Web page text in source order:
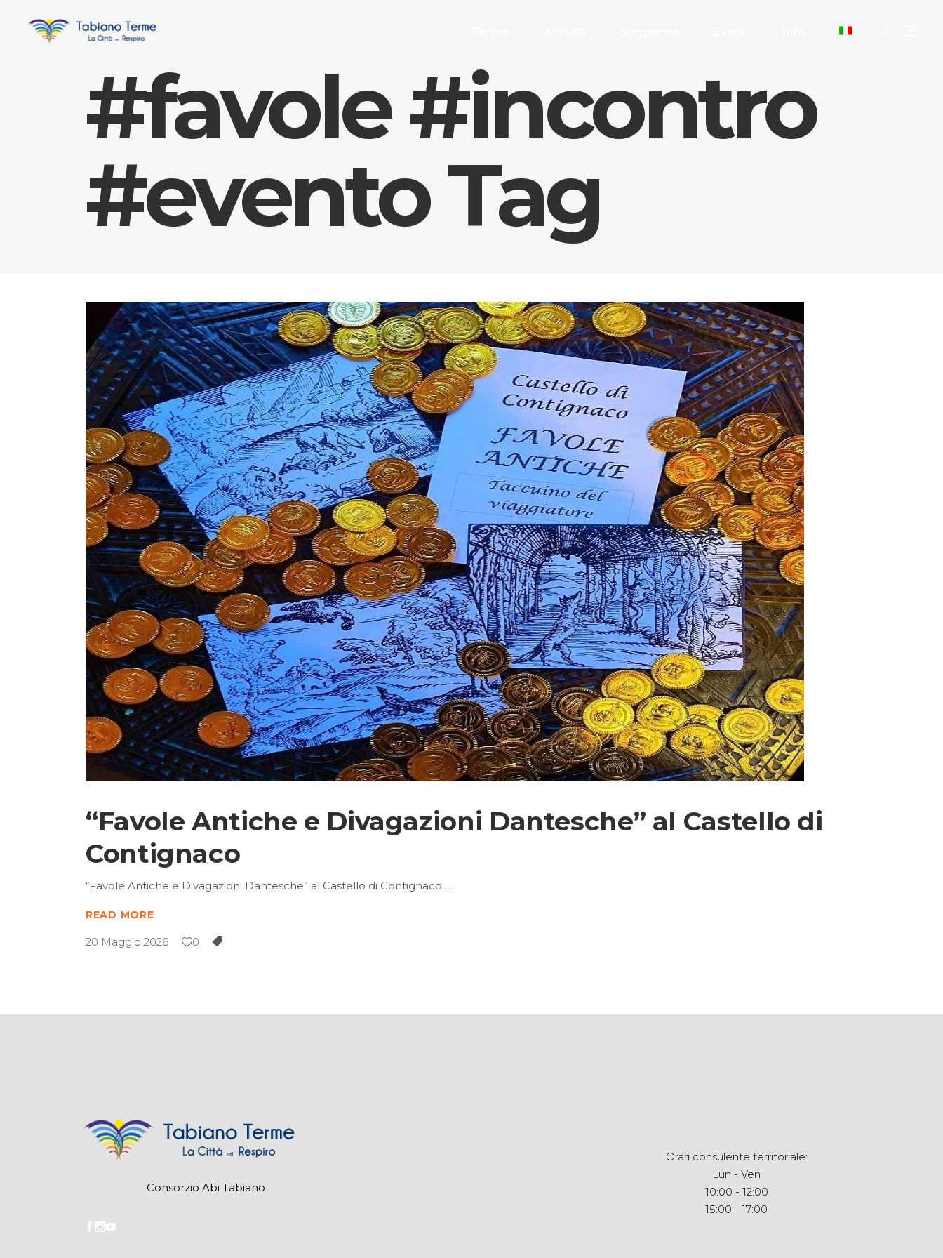
#favole #incontro
#evento Tag
“Favole Antiche e Divagazioni Dantesche” al Castello di
Contignaco
“Favole Antiche e Divagazioni Dantesche” al Castello di Contignaco
READ MORE
20 Maggio 2026 0
Consorzio Abi Tabiano
Orari consulente territoriale:
Lun - Ven
10:00 - 12:00
15:00 - 17:00